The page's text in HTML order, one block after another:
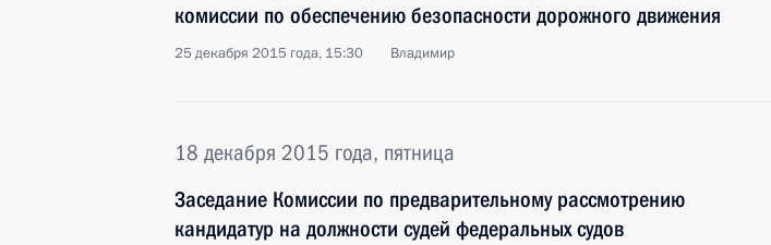
комиссии по обеспечению безопасности дорожного движения
25 декабря 2015 года, 15:30 Владимир
18 декабря 2015 года, пятница
Заседание Комиссии по предварительному рассмотрению
кандидатур на должности судей федеральных судов